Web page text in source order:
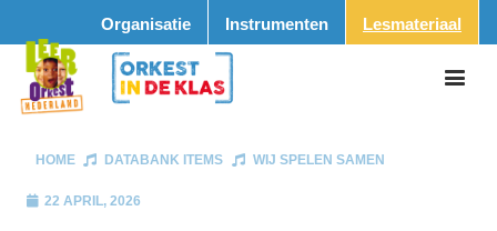
Organisatie Instrumenten Lesmateriaal
HOME DATABANK ITEMS WIJ SPELEN SAMEN
22 APRIL, 2026